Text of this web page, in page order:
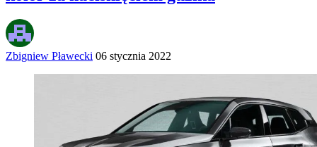
Zbigniew Pławecki 06 stycznia 2022